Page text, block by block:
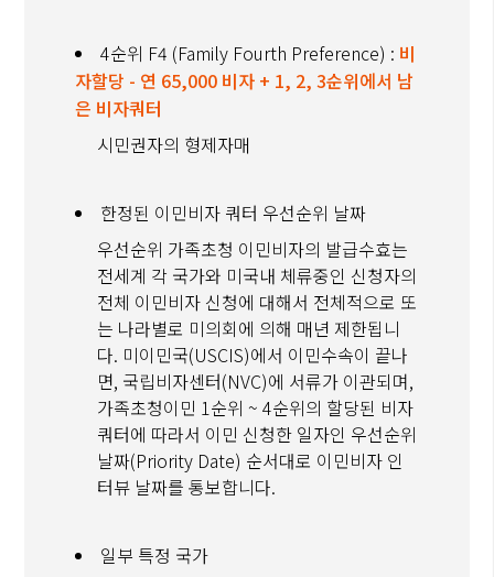
4순위 F4 (Family Fourth Preference) : 비
자할당 - 연 65,000 비자 + 1, 2, 3순위에서 남
은 비자쿼터
시민권자의 형제자매
한정된 이민비자 쿼터 우선순위 날짜
우선순위 가족초청 이민비자의 발급수효는
전세계 각 국가와 미국내 체류중인 신청자의
전체 이민비자 신청에 대해서 전체적으로 또
는 나라별로 미의회에 의해 매년 제한됩니
다. 미이민국(USCIS)에서 이민수속이 끝나
면, 국립비자센터(NVC)에 서류가 이관되며,
가족초청이민 1순위 ~ 4순위의 할당된 비자
쿼터에 따라서 이민 신청한 일자인 우선순위
날짜(Priority Date) 순서대로 이민비자 인
터뷰 날짜를 통보합니다.
일부 특정 국가